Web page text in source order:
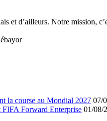
et d’ailleurs. Notre mission,
la course au Mondial 2027 07/
Forward Enterprise 01/08/